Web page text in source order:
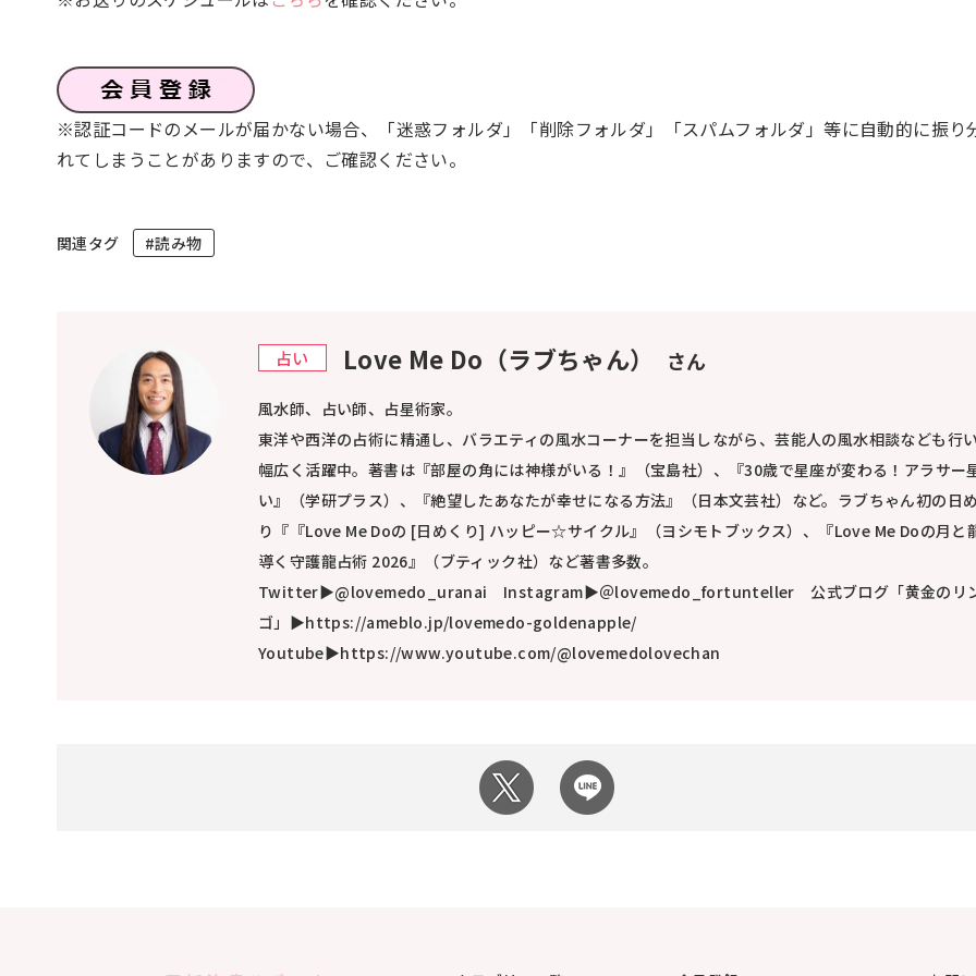
※認証コードのメールが届かない場合、「迷惑フォルダ」「削除フォルダ」「スパムフォルダ」等に自動的に振り
れてしまうことがありますので、ご確認ください。
関連タグ #読み物
占い Love Me Do（ラブちゃん） さん
風水師、占い師、占星術家。
東洋や西洋の占術に精通し、バラエティの風水コーナーを担当しながら、芸能人の風水相談なども行い
幅広く活躍中。著書は『部屋の角には神様がいる！』（宝島社）、『30歳で星座が変わる！アラサー
い』（学研プラス）、『絶望したあなたが幸せになる方法』（日本文芸社）など。ラブちゃん初の日
り『『Love Me Doの [日めくり] ハッピー☆サイクル』（ヨシモトブックス）、『Love Me Doの月と
導く守護龍占術 2026』（ブティック社）など著書多数。
Twitter▶@lovemedo_uranai Instagram▶＠lovemedo_fortunteller 公式ブログ「黄金のリ
ゴ」▶https://ameblo.jp/lovemedo-goldenapple/
Youtube▶https://www.youtube.com/@lovemedolovechan